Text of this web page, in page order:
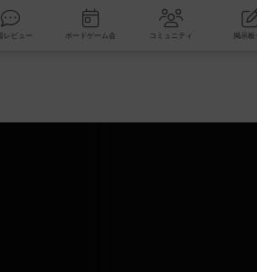
新着レビュー ボードゲーム会 コミュニティ